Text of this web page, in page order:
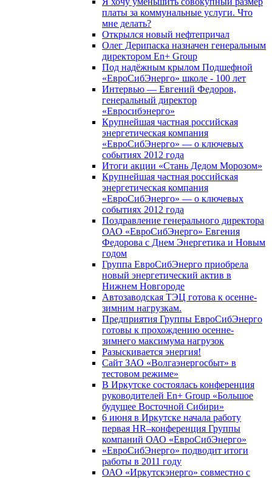
платы за коммунальные услуги. Что
мне делать?
Открылся новый нефтепричал
Олег Дерипаска назначен генеральным
директором En+ Group
Под надёжным крылом Подшефной
«ЕвроСибЭнерго» школе - 100 лет
Интервью — Евгений Федоров,
генеральный директор
«Евросибэнерго»
Крупнейшая частная российская
энергетическая компания
«ЕвроСибЭнерго» — о ключевых
событиях 2012 года
Итоги акции «Стань Дедом Морозом»
Крупнейшая частная российская
энергетическая компания
«ЕвроСибЭнерго» — о ключевых
событиях 2012 года
Поздравление генерального директора
ОАО «ЕвроСибЭнерго» Евгения
Федорова с Днем Энергетика и Новым
годом
Группа ЕвроСибЭнерго приобрела
новый энергетический актив в
Нижнем Новгороде
Автозаводская ТЭЦ готова к осенне-
зимним нагрузкам.
Предприятия Группы ЕвроСибЭнерго
готовы к прохождению осенне-
зимнего максимума нагрузок
Разыскивается энергия!
Сайт ЗАО «Волгаэнергосбыт» в
тестовом режиме»
В Иркутске состоялась конференция
руководителей En+ Group «Большое
будущее Восточной Сибири»
6 июня в Иркутске начала работу
первая HR–конференция Группы
компаний ОАО «ЕвроСибЭнерго»
«ЕвроСибЭнерго» подводит итоги
работы в 2011 году
ОАО «Иркутскэнерго» совместно с